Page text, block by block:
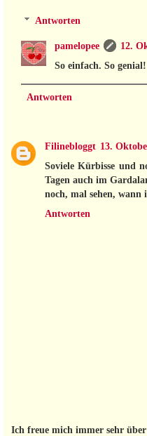
Antworten
pamelopee
12.
So einfach. So
Antworten
Filinebloggt 13.
Soviele Kürbisse und
Tagen auch im
noch, mal sehen, wann
Antworten
Ich freue mich immer sehr